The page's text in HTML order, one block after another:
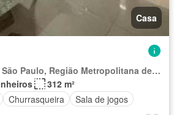
Casa
Região Imediata de São Paulo, Região Metropolitana de São Paulo
312 m²
Churrasqueira Sala de jogos